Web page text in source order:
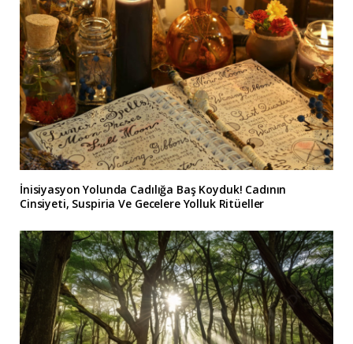
İnisiyasyon Yolunda Cadılığa Baş Koyduk! Cadının
Cinsiyeti, Suspiria Ve Gecelere Yolluk Ritüeller